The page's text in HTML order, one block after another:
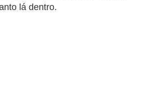
lá dentro.